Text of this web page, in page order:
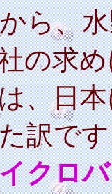
ら、
の求
、日
訳で
クロ